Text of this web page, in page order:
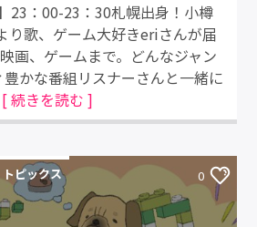
23：00-23：30札幌出身！小樽
り歌、ゲーム大好きeriさんが届
画、ゲームまで。どんなジャン
かな番組リスナーさんと一緒に
[ 続きを読む ]
トピックス 0